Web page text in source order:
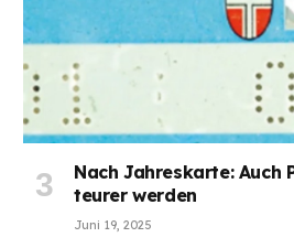
Nach Jahreskarte: Auch
teurer werden
Juni 19, 2025